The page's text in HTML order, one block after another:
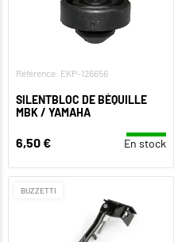
Référence: EKP-126656
SILENTBLOC DE BÉQUILLE
MBK / YAMAHA
6,50 € En stock
BUZZETTI